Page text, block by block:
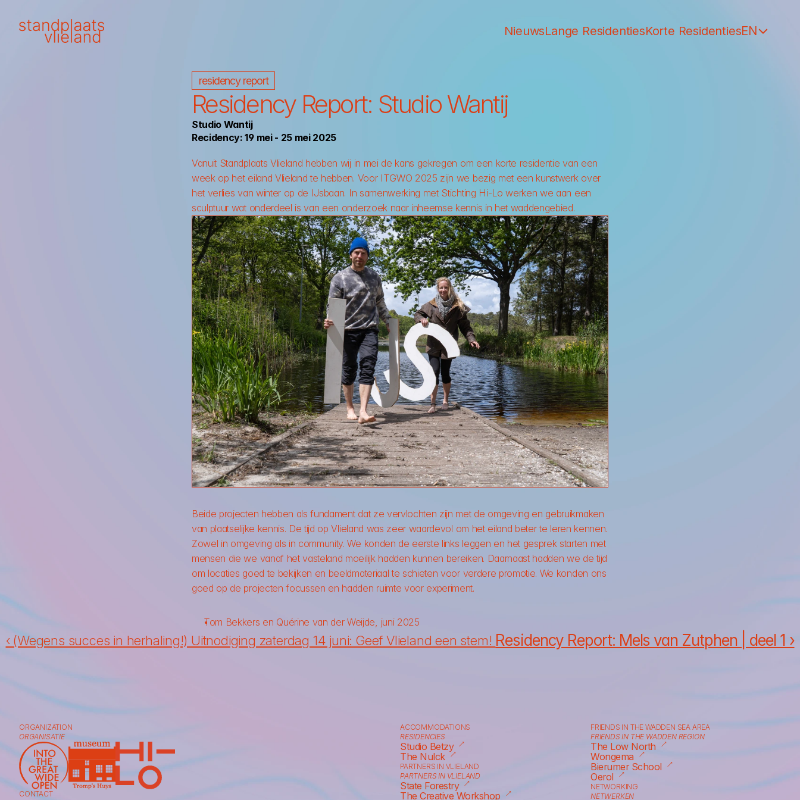
residency report
Residency Report: Studio Wantij
Studio Wantij
Recidency: 19 mei - 25 mei 2025
Vanuit Standplaats Vlieland hebben wij in mei de kans gekregen om een korte residentie van een
week op het eiland Vlieland te hebben. Voor ITGWO 2025 zijn we bezig met een kunstwerk over
het verlies van winter op de IJsbaan. In samenwerking met Stichting Hi-Lo werken we aan een
sculptuur wat onderdeel is van een onderzoek naar inheemse kennis in het waddengebied.
Beide projecten hebben als fundament dat ze vervlochten zijn met de omgeving en gebruikmaken
van plaatselijke kennis. De tijd op Vlieland was zeer waardevol om het eiland beter te leren kennen.
Zowel in omgeving als in community. We konden de eerste links leggen en het gesprek starten met
mensen die we vanaf het vasteland moeilijk hadden kunnen bereiken. Daarnaast hadden we de tijd
om locaties goed te bekijken en beeldmateriaal te schieten voor verdere promotie. We konden ons
goed op de projecten focussen en hadden ruimte voor experiment.
Tom Bekkers en Quérine van der Weijde, juni 2025
‹ (Wegens succes in herhaling!) Uitnodiging zaterdag 14 juni: Geef Vlieland een stem! Residency Report: Mels van Zutphen | deel 1 ›
ORGANIZATION
ORGANISATIE
CONTACT
ACCOMMODATIONS
RESIDENCIES
Studio Betzy ⟶
The Nulck ⟶
PARTNERS IN VLIELAND
PARTNERS IN VLIELAND
State Forestry ⟶
The Creative Workshop
⟶
FRIENDS IN THE WADDEN SEA AREA
FRIENDS IN THE WADDEN REGION
The Low North ⟶
Wongema ⟶
Bierumer School ⟶
Oerol ⟶
NETWORKING
NETWERKEN
NieuwsLange ResidentiesKorte ResidentiesEN
English (United